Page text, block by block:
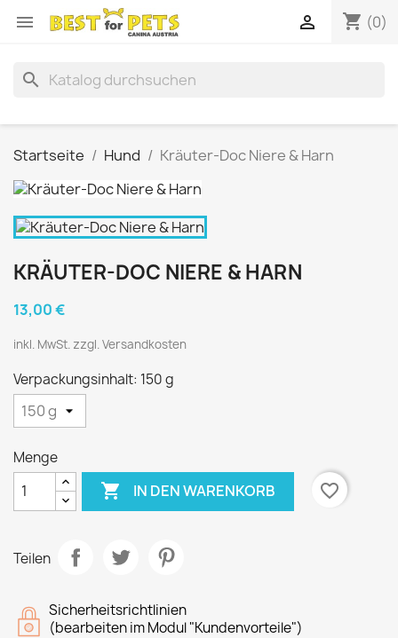
 shopping_cart (0)

search
Startseite Hund Kräuter-Doc Niere & Harn
KRÄUTER-DOC NIERE & HARN
13,00 €
inkl. MwSt. zzgl. Versandkosten
Verpackungsinhalt: 150 g
Menge
 IN DEN WARENKORB favorite_border
Teilen
Sicherheitsrichtlinien
(bearbeiten im Modul "Kundenvorteile")